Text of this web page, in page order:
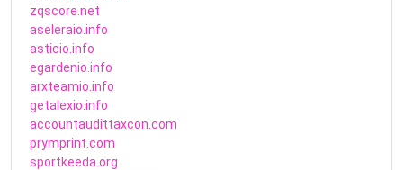
zqscore.net
aseleraio.info
asticio.info
egardenio.info
arxteamio.info
getalexio.info
accountaudittaxcon.com
prymprint.com
sportkeeda.org